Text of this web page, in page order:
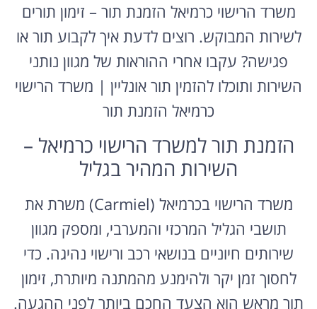
משרד הרישוי כרמיאל הזמנת תור – זימון תורים
לשירות המבוקש. רוצים לדעת איך לקבוע תור או
פגישה? עקבו אחרי ההוראות של מגוון נותני
השירות ותוכלו להזמין תור אונליין | משרד הרישוי
כרמיאל הזמנת תור
הזמנת תור למשרד הרישוי כרמיאל –
השירות המהיר בגליל
משרד הרישוי בכרמיאל (Carmiel) משרת את
תושבי הגליל המרכזי והמערבי, ומספק מגוון
שירותים חיוניים בנושאי רכב ורישוי נהיגה. כדי
לחסוך זמן יקר ולהימנע מהמתנה מיותרת, זימון
תור מראש הוא הצעד החכם ביותר לפני ההגעה.